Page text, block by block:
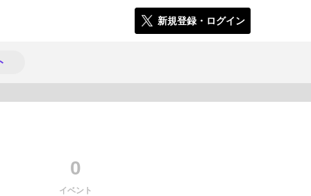
新規登録・ログイン
0
イベント